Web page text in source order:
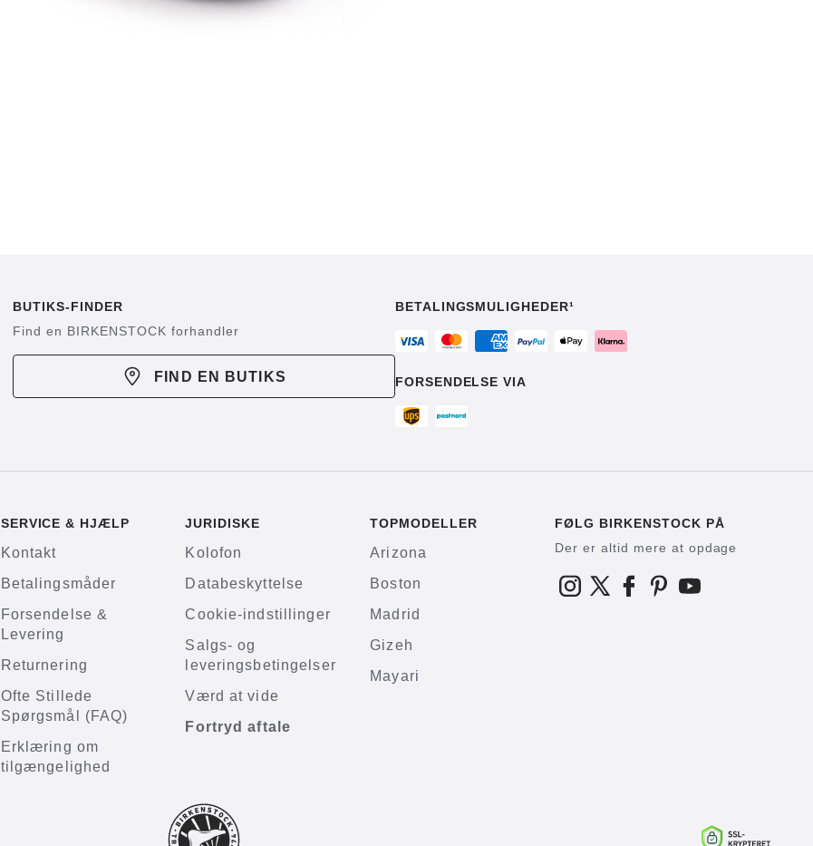
BUTIKS-FINDER
Find en BIRKENSTOCK forhandler
FIND EN BUTIKS
BETALINGSMULIGHEDER¹
FORSENDELSE VIA
SERVICE & HJÆLP
Kontakt
Betalingsmåder
Forsendelse &
Levering
Returnering
Ofte Stillede
Spørgsmål (FAQ)
Erklæring om
tilgængelighed
JURIDISKE
Kolofon
Databeskyttelse
Cookie-indstillinger
Salgs- og
leveringsbetingelser
Værd at vide
Fortryd aftale
TOPMODELLER
Arizona
Boston
Madrid
Gizeh
Mayari
FØLG BIRKENSTOCK PÅ
Der er altid mere at opdage